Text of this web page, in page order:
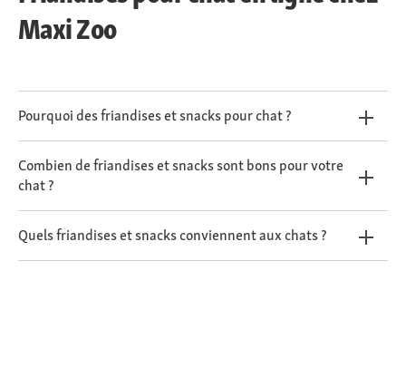
Maxi Zoo
Pourquoi des friandises et snacks pour chat ?
Combien de friandises et snacks sont bons pour votre
chat ?
Quels friandises et snacks conviennent aux chats ?